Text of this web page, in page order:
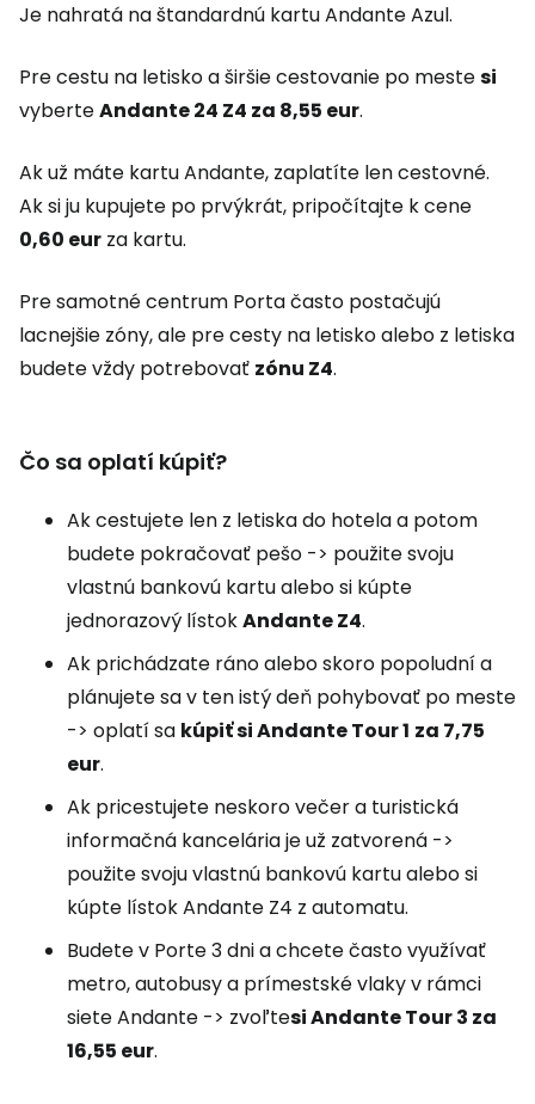
Je nahratá na štandardnú kartu Andante Azul.
Pre cestu na letisko a širšie cestovanie po mestesi
vyberteAndante 24 Z4 za 8,55 eur.
Ak už máte kartu Andante, zaplatíte len cestovné.
Ak si ju kupujete po prvýkrát, pripočítajte k cene
0,60 eur za kartu.
Pre samotné centrum Porta často postačujú
lacnejšie zóny, ale pre cesty na letisko alebo z letiska
budete vždy potrebovať zónu Z4.
Čo sa oplatí kúpiť?
Ak cestujete len z letiska do hotela a potom
budete pokračovať pešo -> použite svoju
vlastnú bankovú kartu alebo si kúpte
jednorazový lístokAndante Z4.
Ak prichádzate ráno alebo skoro popoludní a
plánujete sa v ten istý deň pohybovať po meste
-> oplatí sa kúpiť si Andante Tour 1 za 7,75
eur.
Ak pricestujete neskoro večer a turistická
informačná kancelária je už zatvorená ->
použite svoju vlastnú bankovú kartu alebo si
kúpte lístok Andante Z4 z automatu.
Budete v Porte 3 dni a chcete často využívať
metro, autobusy a prímestské vlaky v rámci
siete Andante -> zvoľtesi Andante Tour 3 za
16,55 eur.